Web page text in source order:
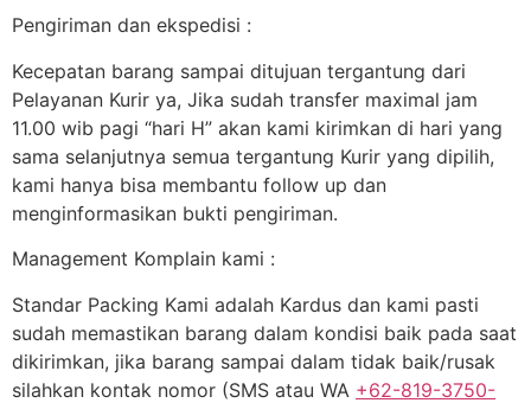
Pengiriman dan ekspedisi :
Kecepatan barang sampai ditujuan tergantung dari
Pelayanan Kurir ya, Jika sudah transfer maximal jam
11.00 wib pagi “hari H” akan kami kirimkan di hari yang
sama selanjutnya semua tergantung Kurir yang dipilih,
kami hanya bisa membantu follow up dan
menginformasikan bukti pengiriman.
Management Komplain kami :
Standar Packing Kami adalah Kardus dan kami pasti
sudah memastikan barang dalam kondisi baik pada saat
dikirimkan, jika barang sampai dalam tidak baik/rusak
silahkan kontak nomor (SMS atau WA +62-819-3750-